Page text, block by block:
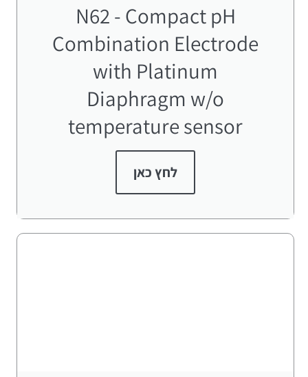
N62 - Compact pH
Combination Electrode
with Platinum
Diaphragm w/o
temperature sensor
לחץ כאן